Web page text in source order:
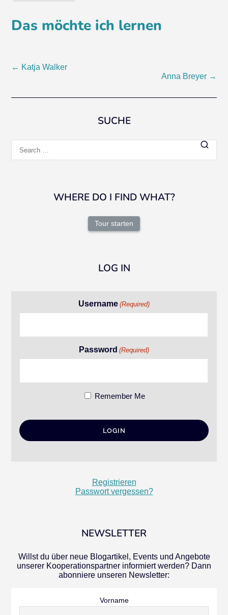
Das möchte ich lernen
Post
← Katja Walker
Anna Breyer →
SUCHE
for:
WHERE DO I FIND WHAT?
Tour starten
LOG IN
Username (Required)
Password (Required)
Remember Me
Registrieren
Passwort vergessen?
NEWSLETTER
Willst du über neue Blogartikel, Events und Angebote
unserer Kooperationspartner informiert werden? Dann
abonniere unseren Newsletter:
Vorname